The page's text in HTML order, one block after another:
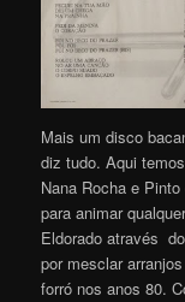
Mais um disco
diz tudo. Aqui
Nana Rocha e
para animar
Eldorado através
por mesclar
forró nos anos 80.